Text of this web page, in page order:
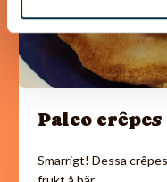
Paleo
Smarrigt! Dessa